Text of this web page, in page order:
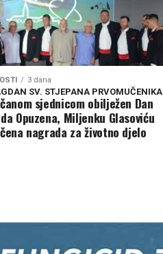
3 dana
SV. STJEPANA PRVOMUČENIKA
sjednicom obilježen Dan
Opuzena, Miljenku Glasoviću
nagrada za životno djelo